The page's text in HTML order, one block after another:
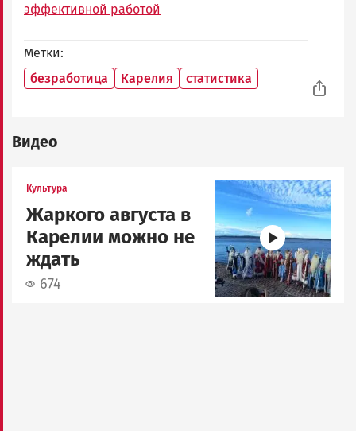
эффективной работой
Метки
безработица
Карелия статистика
Видео
Культура
Жаркого августа в
Карелии можно не
ждать
674
Image